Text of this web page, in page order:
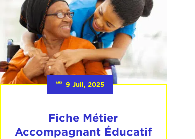
9 Juil, 2025
Fiche Métier
Accompagnant Éducatif